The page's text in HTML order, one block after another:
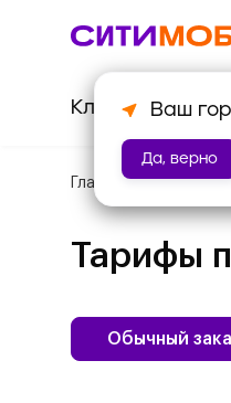
Ваш
Да, верно
Клиентам
Главная /Тарифы
Тарифы
Обычный